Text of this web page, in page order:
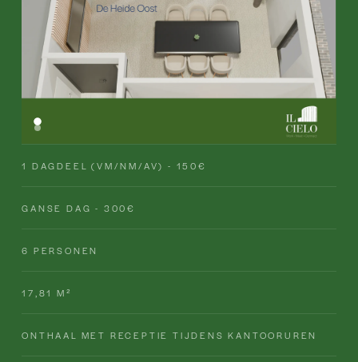
1 DAGDEEL (VM/NM/AV) - 150€
GANSE DAG - 300€
6 PERSONEN
17,81 M²
ONTHAAL MET RECEPTIE TIJDENS KANTOORUREN